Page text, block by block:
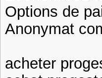
Options de
Anonymat
acheter